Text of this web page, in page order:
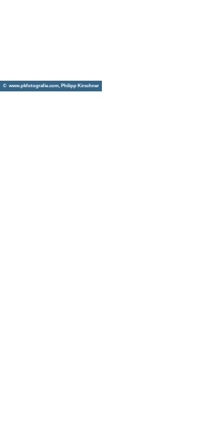
© www.pkfotografie.com, Philipp Kirschner